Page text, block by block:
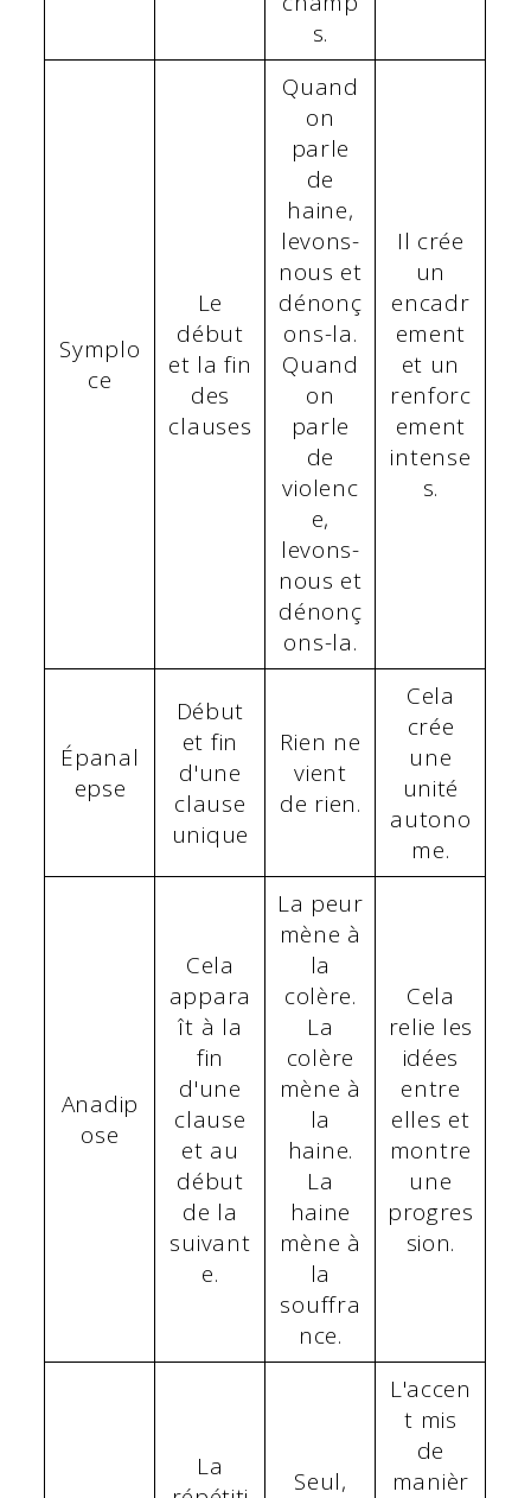
s.
Symplo
ce
Le
début
et la fin
des
clauses
Quand
on
parle
de
haine,
levons-
nous et
dénonç
ons-la.
Quand
on
parle
de
violenc
e,
levons-
nous et
dénonç
ons-la.
Il crée
un
encadr
ement
et un
renforc
ement
intense
s.
Épanal
epse
Début
et fin
d'une
clause
unique
Rien ne
vient
de rien.
Cela
crée
une
unité
autono
me.
Anadip
ose
Cela
appara
ît à la
fin
d'une
clause
et au
début
de la
suivant
e.
La peur
mène à
la
colère.
La
colère
mène à
la
haine.
La
haine
mène à
la
souffra
nce.
Cela
relie les
idées
entre
elles et
montre
une
progres
sion.
La
Seul,
L'accen
t mis
de
manièr